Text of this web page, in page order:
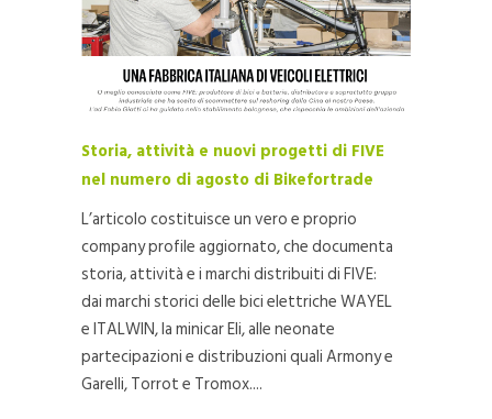
Storia, attività e nuovi progetti di FIVE
nel numero di agosto di Bikefortrade
L’articolo costituisce un vero e proprio
company profile aggiornato, che documenta
storia, attività e i marchi distribuiti di FIVE:
dai marchi storici delle bici elettriche WAYEL
e ITALWIN, la minicar Eli, alle neonate
partecipazioni e distribuzioni quali Armony e
Garelli, Torrot e Tromox....